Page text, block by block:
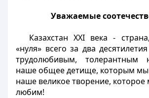
Уважаемые
Казахстан ХХI века -
«нуля» всего за два
трудолюбивым, толерантным
наше общее детище, которым мы
наше великое творение, которое
любим!